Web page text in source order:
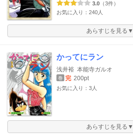
3.0 （3件）
お気に入り：240人
あらすじを見る▼
かってにラン
浅井裕 本能寺ガルオ
巻 完 200pt
お気に入り：3人
あらすじを見る▼